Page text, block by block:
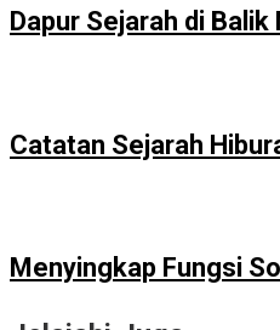
Dapur Sejarah di
Catatan Sejarah
Menyingkap Fungsi